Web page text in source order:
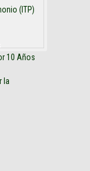
(ITP)
10 Años
la